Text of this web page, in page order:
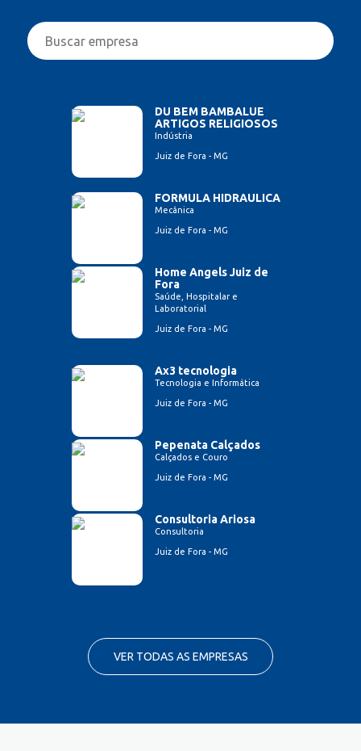
DU BEM BAMBALUE
ARTIGOS RELIGIOSOS
Indústria
Juiz de Fora - MG
FORMULA HIDRAULICA
Mecânica
Juiz de Fora - MG
Home Angels Juiz de
Fora
Saúde, Hospitalar e
Laboratorial
Juiz de Fora - MG
Ax3 tecnologia
Tecnologia e Informática
Juiz de Fora - MG
Pepenata Calçados
Calçados e Couro
Juiz de Fora - MG
Consultoria Ariosa
Consultoria
Juiz de Fora - MG
VER TODAS AS EMPRESAS